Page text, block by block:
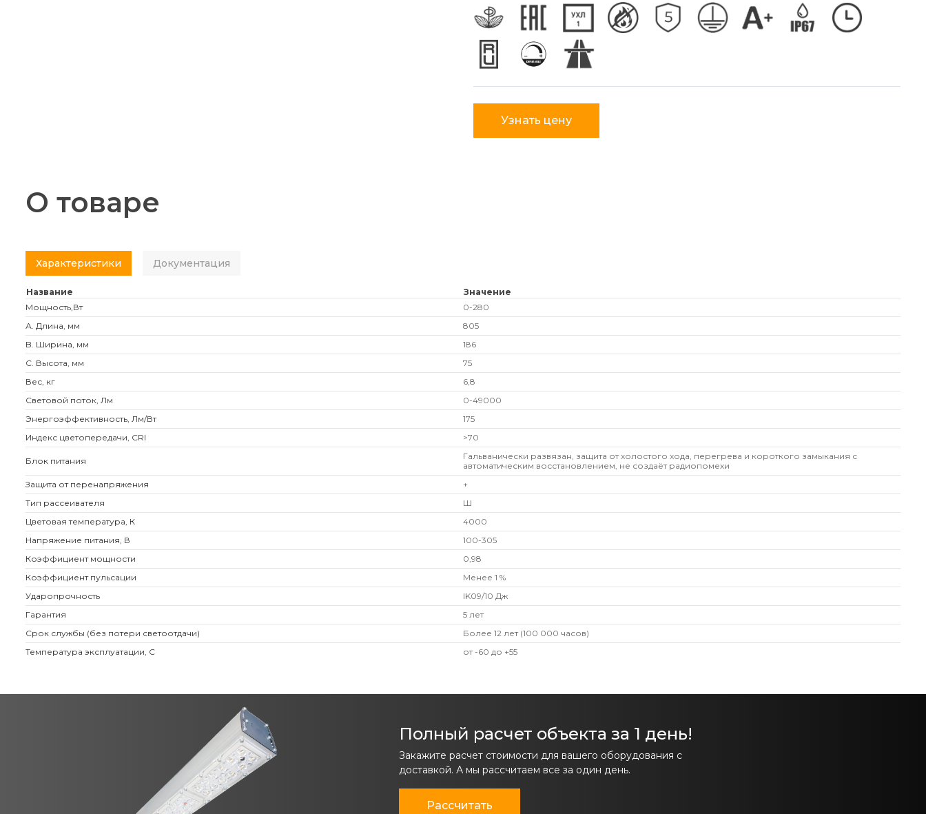
Узнать цену
О товаре
Характеристики Документация
Название
Значение
Мощность,Вт
0-280
А. Длина, мм
805
B. Ширина, мм
186
C. Высота, мм
75
Вес, кг
6,8
Световой поток, Лм
0-49000
Энергоэффективность, Лм/Вт
175
Индекс цветопередачи, CRI
>70
Блок питания
Гальванически развязан, защита от холостого хода, перегрева и короткого замыкания с
автоматическим восстановлением, не создаёт радиопомехи
Защита от перенапряжения
+
Тип рассеивателя
Ш
Цветовая температура, К
4000
Напряжение питания, В
100-305
Коэффициент мощности
0,98
Коэффициент пульсации
Менее 1 %
Ударопрочность
IK09/10 Дж
Гарантия
5 лет
Срок службы (без потери светоотдачи)
Более 12 лет (100 000 часов)
Температура эксплуатации, С
от -60 до +55
Полный расчет объекта за 1 день!
Закажите расчет стоимости для вашего оборудования с
доставкой. А мы рассчитаем все за один день.
Рассчитать